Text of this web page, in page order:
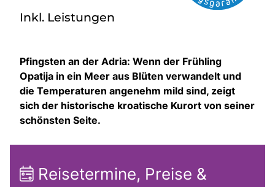
Inkl. Leistungen
Pfingsten an der Adria: Wenn der Frühling
Opatija in ein Meer aus Blüten verwandelt und
die Temperaturen angenehm mild sind, zeigt
sich der historische kroatische Kurort von seiner
schönsten Seite.
Reisetermine, Preise &